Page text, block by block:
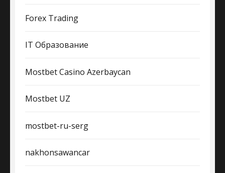
Forex Trading
IT Образование
Mostbet Casino Azerbaycan
Mostbet UZ
mostbet-ru-serg
nakhonsawancar